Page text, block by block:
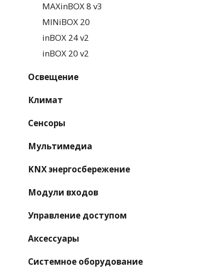
MAXinBOX 8 v3
MINiBOX 20
inBOX 24 v2
inBOX 20 v2
Освещение
Климат
Сенсоры
Мультимедиа
KNX энергосбережение
Модули входов
Управление доступом
Аксессуары
Системное оборудование